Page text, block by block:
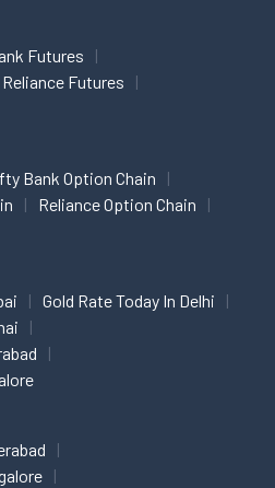
Futures
Reliance Futures
Bank Option Chain
Reliance Option Chain
Gold Rate Today In Delhi